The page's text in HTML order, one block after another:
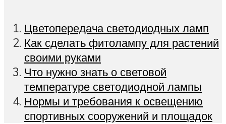
Цветопередача светодиодных ламп
Как сделать фитолампу для растений
своими руками
Что нужно знать о световой
температуре светодиодной лампы
Нормы и требования к освещению
спортивных сооружений и площадок